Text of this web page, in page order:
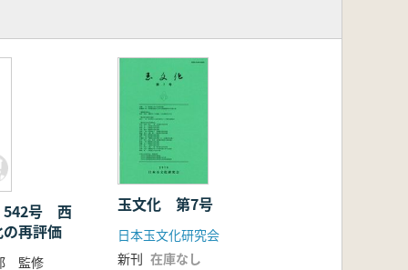
542号 西
再評価
監修
玉文化 第7号
日本玉文化研究会
新刊 在庫なし